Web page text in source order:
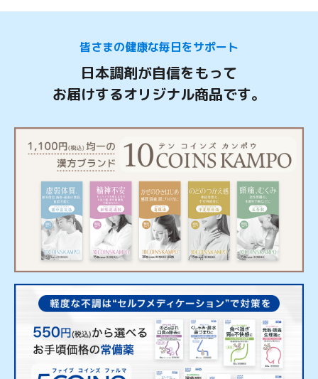
皆さまの健康な毎日をサポート
日本調剤が自信をもって
お届けするオリジナル商品です。